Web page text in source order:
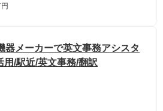
器メーカーで英文事務アシスタ
用/駅近/英文事務/翻訳